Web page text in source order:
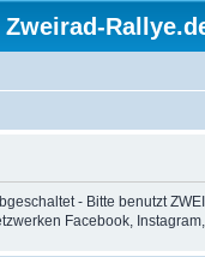
Zweirad-
- Bitte benutzt
Facebook,